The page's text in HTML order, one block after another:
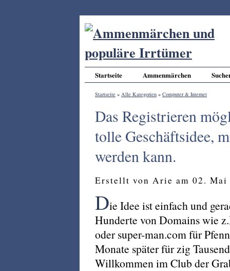
Startseite Ammenmärchen
Startseite » Alle Kategorien » Computer & Internet
Das Registrieren
tolle Geschäftsidee,
werden kann.
Erstellt von Arie am 02. Mai
Die Idee ist einfach und
Hunderte von Domains wie
oder super-man.com für
Monate später für zig
Willkommen im Club der